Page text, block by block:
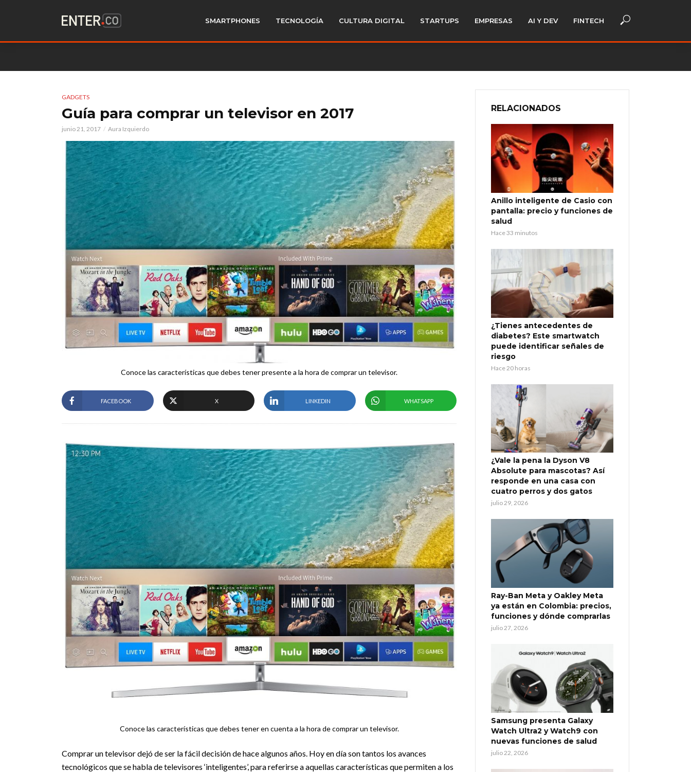
SMARTPHONES TECNOLOGÍA CULTURA DIGITAL STARTUPS EMPRESAS AI Y DEV FINTECH
GADGETS
Guía para comprar un televisor en 2017
junio 21, 2017 Aura Izquierdo
Conoce las características que debes tener presente a la hora de comprar un televisor.
FACEBOOK X LINKEDIN WHATSAPP
Conoce las características que debes tener en cuenta a la hora de comprar un televisor.
Comprar un televisor dejó de ser la fácil decisión de hace algunos años. Hoy en día son tantos los avances
tecnológicos que se habla de televisores ‘inteligentes’, para referirse a aquellas características que permiten a los
RELACIONADOS
Anillo inteligente de Casio con
pantalla: precio y funciones de
salud
Hace 33 minutos
¿Tienes antecedentes de
diabetes? Este smartwatch
puede identificar señales de
riesgo
Hace 20 horas
¿Vale la pena la Dyson V8
Absolute para mascotas? Así
responde en una casa con
cuatro perros y dos gatos
julio 29, 2026
Ray-Ban Meta y Oakley Meta
ya están en Colombia: precios,
funciones y dónde comprarlas
julio 27, 2026
Samsung presenta Galaxy
Watch Ultra2 y Watch9 con
nuevas funciones de salud
julio 22, 2026